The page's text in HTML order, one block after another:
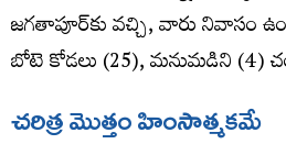
జగతాపూర్‌కు వచ్చి, వారు నివాసం
బోటె కోడలు (25), మనుమడిని (4)
చరిత్ర మొత్తం హింసాత్మకమే